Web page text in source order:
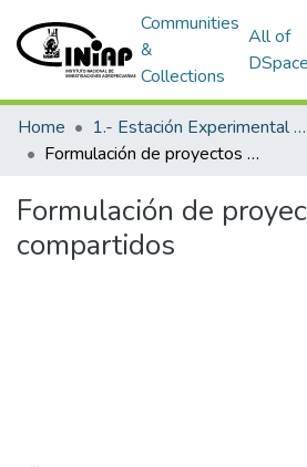
Communities
&
Collections
All of
DSpace
Home 1.- Estación Experimental Santa Catalina
Formulación de proyectos compartidos
Formulación de
compartidos